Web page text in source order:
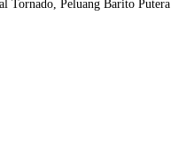
Tornado, Peluang Barito Putera